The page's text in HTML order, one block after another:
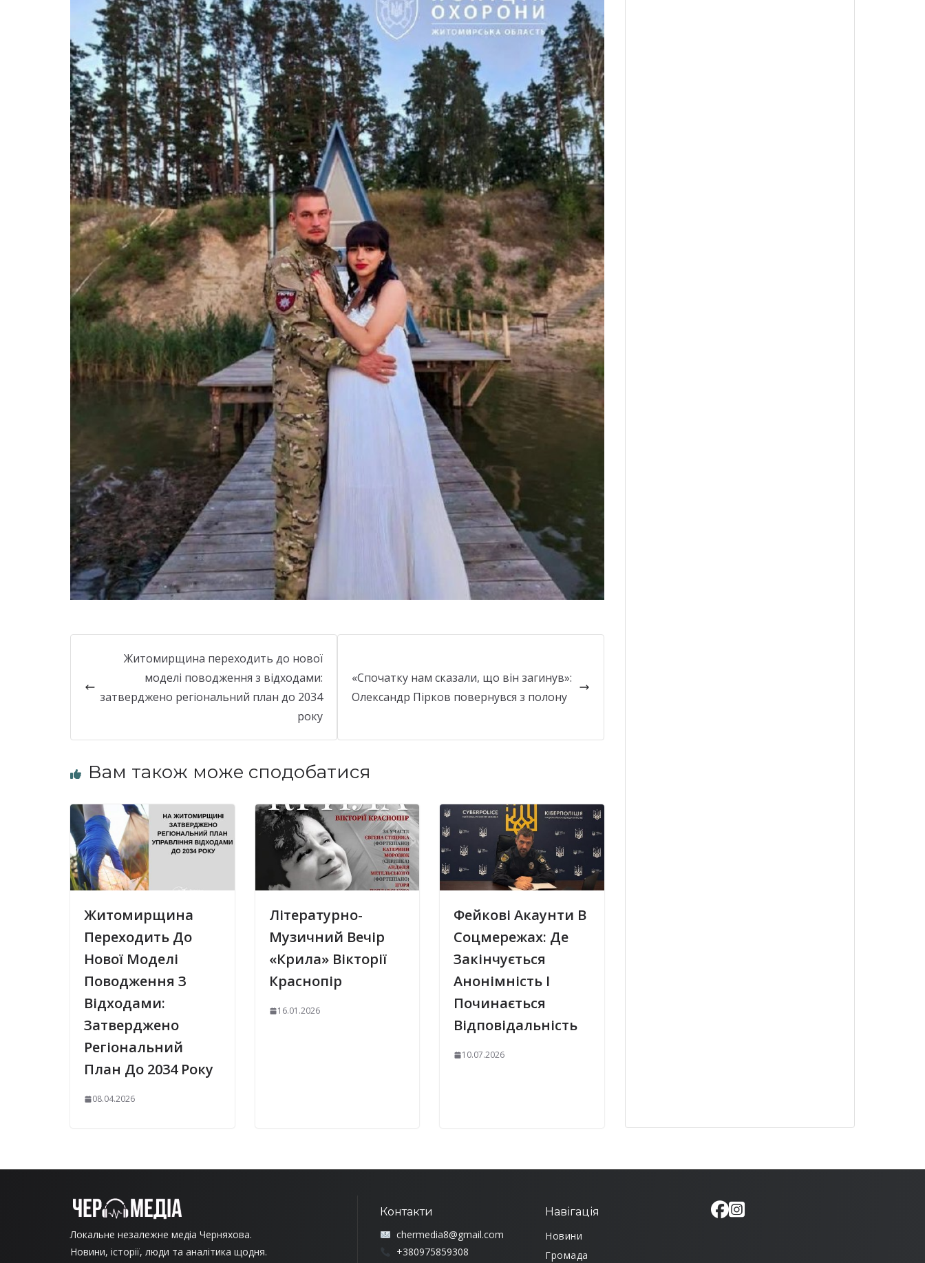
Житомирщина переходить до нової
моделі поводження з відходами:
затверджено регіональний план до 2034
року
«Спочатку нам сказали, що він загинув»:
Олександр Пірков повернувся з полону
Вам також може сподобатися
Житомирщина
Переходить До
Нової Моделі
Поводження З
Відходами:
Затверджено
Регіональний
План До 2034 Року
08.04.2026
Літературно-
Музичний Вечір
«Крила» Вікторії
Краснопір
16.01.2026
Фейкові Акаунти В
Соцмережах: Де
Закінчується
Анонімність І
Починається
Відповідальність
10.07.2026
Локальне незалежне медіа Черняхова.
Новини, історії, люди та аналітика щодня.
Контакти
chermedia8@gmail.com
+380975859308
Навігація
Новини
Громада